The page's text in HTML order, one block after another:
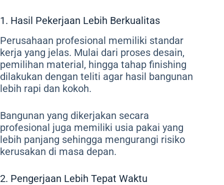
1. Hasil Pekerjaan Lebih Berkualitas
Perusahaan profesional memiliki standar
kerja yang jelas. Mulai dari proses desain,
pemilihan material, hingga tahap finishing
dilakukan dengan teliti agar hasil bangunan
lebih rapi dan kokoh.
Bangunan yang dikerjakan secara
profesional juga memiliki usia pakai yang
lebih panjang sehingga mengurangi risiko
kerusakan di masa depan.
2. Pengerjaan Lebih Tepat Waktu